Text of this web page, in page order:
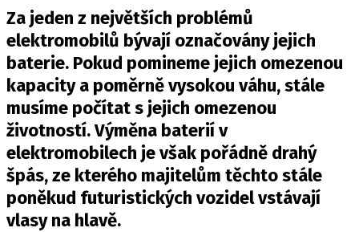
TISKOVKY
ROZHOVORY
DAKAR
Z DOMOVA
ZE SVĚTA
MOTORSPORT
PIT LANE
ČEŠI V AKCI
Za jeden z největších problémů
elektromobilů bývají označovány jejich
baterie. Pokud pomineme jejich omezenou
kapacity a poměrně vysokou váhu, stále
musíme počítat s jejich omezenou
životností. Výměna baterií v
elektromobilech je však pořádně drahý
špás, ze kterého majitelům těchto stále
poněkud futuristických vozidel vstávají
vlasy na hlavě.